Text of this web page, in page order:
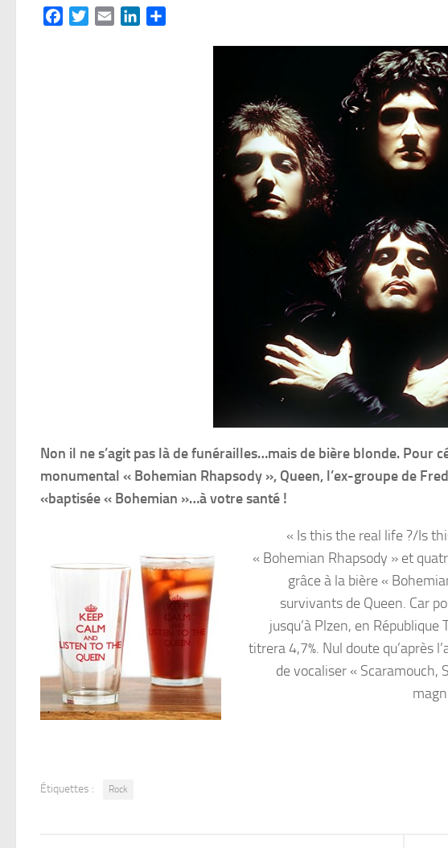
FacebookTwitterEmail LinkedIn
Non il ne s’agit pas là de funérailles…mais de bière blonde. Pour
monumental « Bohemian Rhapsody », Queen, l’ex-groupe de
«baptisée « Bohemian »…à votre santé !
« Is this the real life ?/Is
« Bohemian Rhapsody » et
grâce à la bière «
survivants de Queen. Car
jusqu’à Plzen, en
titrera 4,7%. Nul doute qu’après
de vocaliser «
Étiquettes : Rock